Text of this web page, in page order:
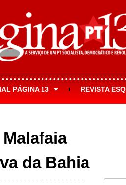
PÁGINA 13 REVISTA
da Bahia